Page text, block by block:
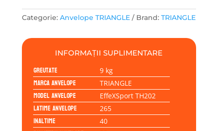
265/40R20
Categorie: Anvelope TRIANGLE Brand: TRIANGLE
INFORMAȚII SUPLIMENTARE
Greutate 9 kg
Marca anvelope TRIANGLE
Model anvelope EffeXSport TH202
Latime anvelope 265
Inaltime 40